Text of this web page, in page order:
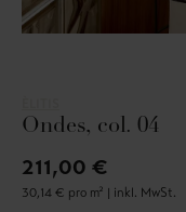
Ondes, col. 04
211,00 €
30,14 € pro m² | inkl. MwSt.